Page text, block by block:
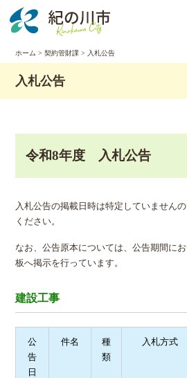
ホーム >契約管財課 > 入札公告
入札公告
令和8年度 入札公告
入札公告の掲載日時は特定していません
ください。
なお、公告原本については、公告期間に
板へ掲示を行っています。
建設工事
公
告
日
件名
種
類
入札方式